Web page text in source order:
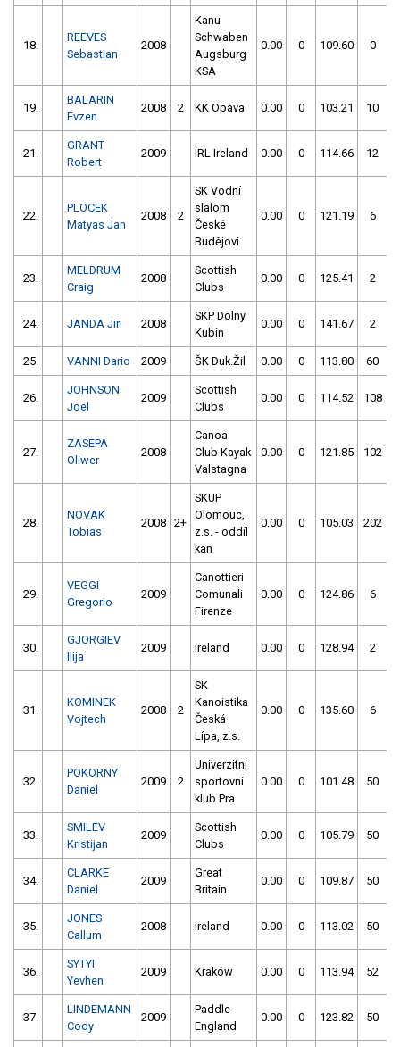
18.
REEVES
Sebastian
2008
Kanu
Schwaben
Augsburg
KSA
0.00 0 109.60 0
19.
BALARIN
Evzen
2008 2 KK Opava 0.00 0 103.21 10
21.
GRANT
Robert
2009 IRL Ireland 0.00 0 114.66 12
22.
PLOCEK
Matyas Jan
2008 2
SK Vodní
slalom
České
Budějovi
0.00 0 121.19 6
23.
MELDRUM
Craig
2008
Scottish
Clubs
0.00 0 125.41 2
24. JANDA Jiri 2008
SKP Dolny
Kubin
0.00 0 141.67 2
25. VANNI Dario 2009 ŠK Duk.Žil 0.00 0 113.80 60
26.
JOHNSON
Joel
2009
Scottish
Clubs
0.00 0 114.52 108
27.
ZASEPA
Oliwer
2008
Canoa
Club Kayak
Valstagna
0.00 0 121.85 102
28.
NOVAK
Tobias
2008 2+
SKUP
Olomouc,
z.s. - oddíl
kan
0.00 0 105.03 202
29.
VEGGI
Gregorio
2009
Canottieri
Comunali
Firenze
0.00 0 124.86 6
30.
GJORGIEV
Ilija
2009 ireland 0.00 0 128.94 2
31.
KOMINEK
Vojtech
2008 2
SK
Kanoistika
Česká
Lípa, z.s.
0.00 0 135.60 6
32.
POKORNY
Daniel
2009 2
Univerzitní
sportovní
klub Pra
0.00 0 101.48 50
33.
SMILEV
Kristijan
2009
Scottish
Clubs
0.00 0 105.79 50
34.
CLARKE
Daniel
2009
Great
Britain
0.00 0 109.87 50
35.
JONES
Callum
2008 ireland 0.00 0 113.02 50
36.
SYTYI
Yevhen
2009 Kraków 0.00 0 113.94 52
37.
LINDEMANN
Cody
2009
Paddle
England
0.00 0 123.82 50